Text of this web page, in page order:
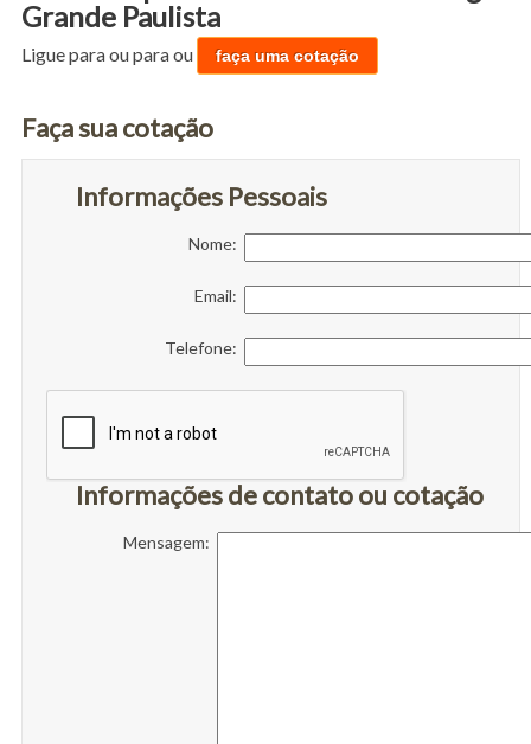
Grande Paulista
Ligue paraou paraou faça uma cotação
Faça sua cotação
Informações Pessoais
Nome:
Email:
Telefone:
Informações de contato ou cotação
Mensagem: